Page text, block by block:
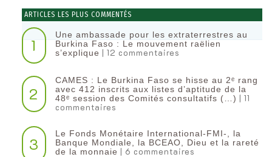
ARTICLES LES PLUS COMMENTÉS
1
Une ambassade pour les extraterrestres au
Burkina Faso : Le mouvement raëlien
s’explique | 12 commentaires
2
CAMES : Le Burkina Faso se hisse au 2ᵉ rang
avec 412 inscrits aux listes d’aptitude de la
48ᵉ session des Comités consultatifs (…) | 11
commentaires
3
Le Fonds Monétaire International-FMI-, la
Banque Mondiale, la BCEAO, Dieu et la rareté
de la monnaie | 6 commentaires